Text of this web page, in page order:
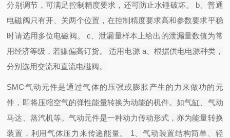
分别调节，可满足控制精度要求，还可防止水锤破坏。 b、普通
电磁阀只有开、关两个位置，在控制精度要求高和参数要求平稳
时请选用多位电磁阀。 c、泄漏量样本上给出的泄漏量数值为常
用经济等级，若嫌偏高订货。 适用电源 a、根据供电电源种类，
分别选用交流和直流电磁阀。
SMC气动元件是通过气体的压强或膨胀产生的力来做功的元
件，即将压缩空气的弹性能量转换为动能的机件。如气缸、气动
马达、蒸汽机等。气动元件是一种动力传动形式，亦为能量转换
装置，利用气体压力来传递能量。 1、气动装置结构简单、轻